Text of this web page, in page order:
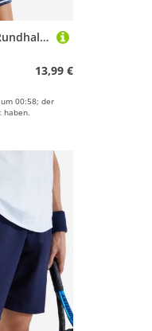
Damen Tennis T-Shirt Rundhals - Dry violett/lila
13,99 €
00:58; der
haben.